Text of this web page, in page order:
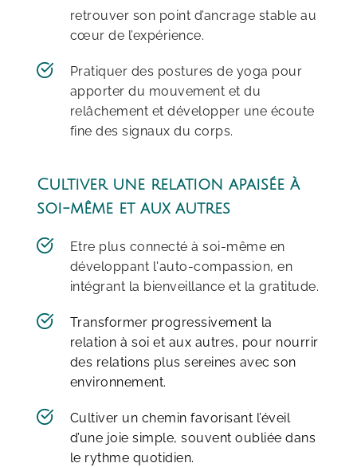
retrouver son point d’ancrage stable au
cœur de l’expérience.
Pratiquer des postures de yoga pour
apporter du mouvement et du
relâchement et développer une écoute
fine des signaux du corps.
Cultiver une relation apaisée à
soi-même et aux autres
Etre plus connecté à soi-même en
développant l'auto-compassion, en
intégrant la bienveillance et la gratitude.
Transformer progressivement la
relation à soi et aux autres, pour nourrir
des relations plus sereines avec son
environnement.
Cultiver un chemin favorisant l’éveil
d’une joie simple, souvent oubliée dans
le rythme quotidien.